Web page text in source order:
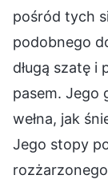
pośród tych
podobnego
długą szatę i
pasem. Jego
wełna, jak
Jego stopy